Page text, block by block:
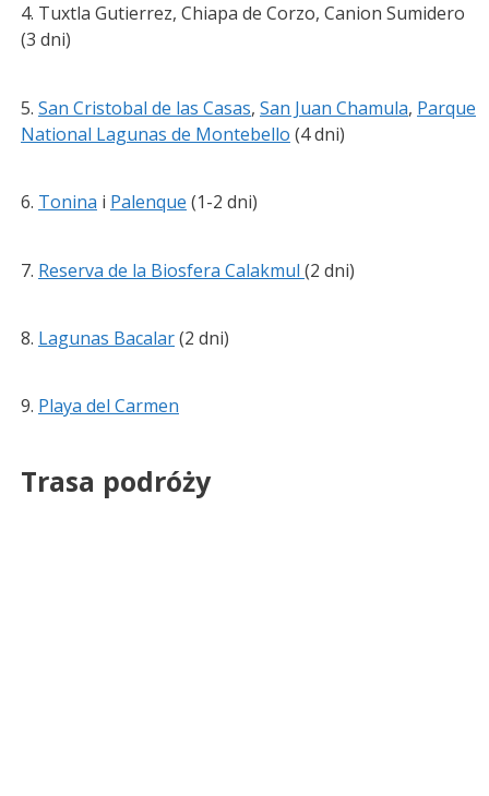
4. Tuxtla Gutierrez, Chiapa de Corzo, Canion Sumidero
(3 dni)
5. San Cristobal de las Casas, San Juan Chamula, Parque
National Lagunas de Montebello (4 dni)
6. Tonina i Palenque (1-2 dni)
7. Reserva de la Biosfera Calakmul (2 dni)
8. Lagunas Bacalar(2 dni)
9. Playa del Carmen
Trasa podróży